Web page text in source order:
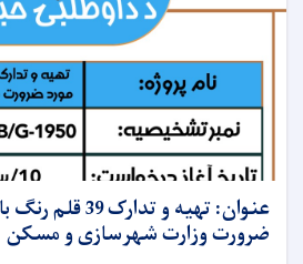
عنوان: تهیه و
ضرورت وزارت شهرسازی و مسکن